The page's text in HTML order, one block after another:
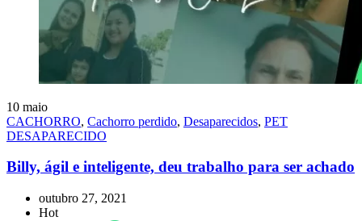
10 maio
CACHORRO, Cachorro perdido, Desaparecidos, PET
DESAPARECIDO
Billy, ágil e inteligente, deu trabalho para ser achado
outubro 27, 2021
Hot